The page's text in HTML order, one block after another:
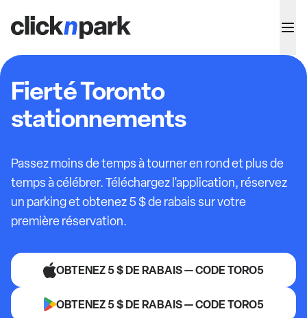
Fierté Toronto
stationnements
Passez moins de temps à tourner en rond et plus de
temps à célébrer. Téléchargez l'application, réservez
un parking et obtenez 5 $ de rabais sur votre
première réservation.
OBTENEZ 5 $ DE RABAIS — CODE TORO5
OBTENEZ 5 $ DE RABAIS — CODE TORO5